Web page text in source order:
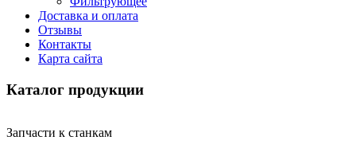
Доставка и оплата
Отзывы
Контакты
Карта сайта
Каталог продукции
Запчасти к станкам